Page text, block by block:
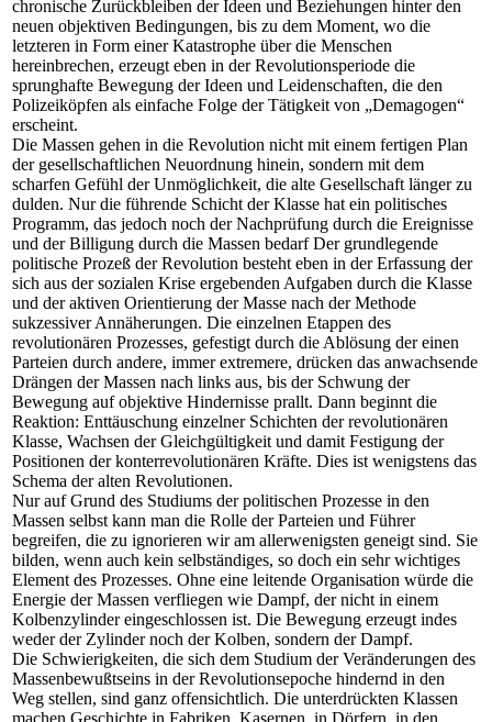
chronische Zurückbleiben der Ideen und Beziehungen hinter den
neuen objektiven Bedingungen, bis zu dem Moment, wo die
letzteren in Form einer Katastrophe über die Menschen
hereinbrechen, erzeugt eben in der Revolutionsperiode die
sprunghafte Bewegung der Ideen und Leidenschaften, die den
Polizeiköpfen als einfache Folge der Tätigkeit von „Demagogen“
erscheint.
Die Massen gehen in die Revolution nicht mit einem fertigen Plan
der gesellschaftlichen Neuordnung hinein, sondern mit dem
scharfen Gefühl der Unmöglichkeit, die alte Gesellschaft länger zu
dulden. Nur die führende Schicht der Klasse hat ein politisches
Programm, das jedoch noch der Nachprüfung durch die Ereignisse
und der Billigung durch die Massen bedarf Der grundlegende
politische Prozeß der Revolution besteht eben in der Erfassung der
sich aus der sozialen Krise ergebenden Aufgaben durch die Klasse
und der aktiven Orientierung der Masse nach der Methode
sukzessiver Annäherungen. Die einzelnen Etappen des
revolutionären Prozesses, gefestigt durch die Ablösung der einen
Parteien durch andere, immer extremere, drücken das anwachsende
Drängen der Massen nach links aus, bis der Schwung der
Bewegung auf objektive Hindernisse prallt. Dann beginnt die
Reaktion: Enttäuschung einzelner Schichten der revolutionären
Klasse, Wachsen der Gleichgültigkeit und damit Festigung der
Positionen der konterrevolutionären Kräfte. Dies ist wenigstens das
Schema der alten Revolutionen.
Nur auf Grund des Studiums der politischen Prozesse in den
Massen selbst kann man die Rolle der Parteien und Führer
begreifen, die zu ignorieren wir am allerwenigsten geneigt sind. Sie
bilden, wenn auch kein selbständiges, so doch ein sehr wichtiges
Element des Prozesses. Ohne eine leitende Organisation würde die
Energie der Massen verfliegen wie Dampf, der nicht in einem
Kolbenzylinder eingeschlossen ist. Die Bewegung erzeugt indes
weder der Zylinder noch der Kolben, sondern der Dampf.
Die Schwierigkeiten, die sich dem Studium der Veränderungen des
Massenbewußtseins in der Revolutionsepoche hindernd in den
Weg stellen, sind ganz offensichtlich. Die unterdrückten Klassen
machen Geschichte in Fabriken, Kasernen, in Dörfern, in den